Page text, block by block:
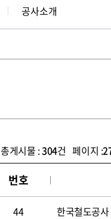
공사소개
총게시물 :304건 페이지 :
번호
44 한국철도공